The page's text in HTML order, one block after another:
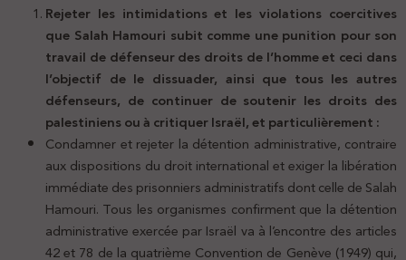
Rejeter les intimidations et les violations coercitives
que Salah Hamouri subit comme une punition pour son
travail de défenseur des droits de l’homme et ceci dans
l’objectif de le dissuader, ainsi que tous les autres
défenseurs, de continuer de soutenir les droits des
palestiniens ou à critiquer Israël, et particulièrement :
Condamner et rejeter la détention administrative, contraire
aux dispositions du droit international et exiger la libération
immédiate des prisonniers administratifs dont celle de Salah
Hamouri. Tous les organismes confirment que la détention
administrative exercée par Israël va à l’encontre des articles
42 et 78 de la quatrième Convention de Genève (1949) qui,